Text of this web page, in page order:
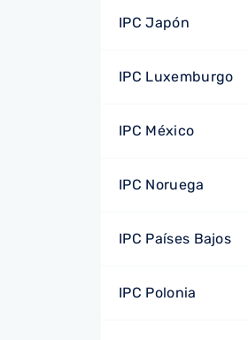
IPC Japón
IPC Luxemburgo
IPC México
IPC Noruega
IPC Países Bajos
IPC Polonia